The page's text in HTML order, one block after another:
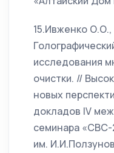
15.Ивженко О.О.,
исследования
очистки. //
новых
докладов IV
семинара «СВС-
им.